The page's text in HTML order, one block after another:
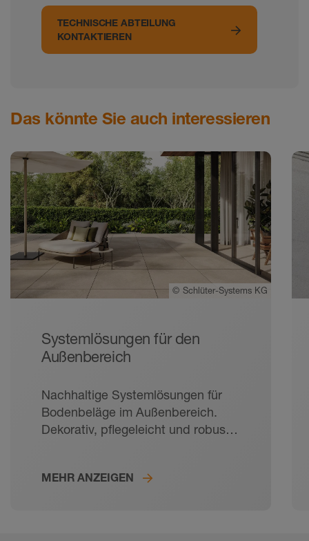
TECHNISCHE ABTEILUNG
KONTAKTIEREN
Das könnte Sie auch interessieren
© Schlüter-Systems KG
Systemlösungen für den
Außenbereich
Nachhaltige Systemlösungen für
Bodenbeläge im Außenbereich.
Dekorativ, pflegeleicht und robust:
durchdachtem Belagsaufbau sorgt
MEHR ANZEIGEN